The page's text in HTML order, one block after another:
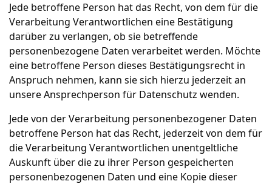
Jede betroffene Person hat das Recht, von dem für die
Verarbeitung Verantwortlichen eine Bestätigung
darüber zu verlangen, ob sie betreffende
personenbezogene Daten verarbeitet werden. Möchte
eine betroffene Person dieses Bestätigungsrecht in
Anspruch nehmen, kann sie sich hierzu jederzeit an
unsere Ansprechperson für Datenschutz wenden.
Jede von der Verarbeitung personenbezogener Daten
betroffene Person hat das Recht, jederzeit von dem für
die Verarbeitung Verantwortlichen unentgeltliche
Auskunft über die zu ihrer Person gespeicherten
personenbezogenen Daten und eine Kopie dieser